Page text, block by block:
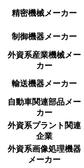
精密機械メーカー
制御機器メーカー
外資系産業機械メー
カー
輸送機器メーカー
自動車関連部品メー
カー
外資系プラント関連
企業
外資系画像処理機器
メーカー